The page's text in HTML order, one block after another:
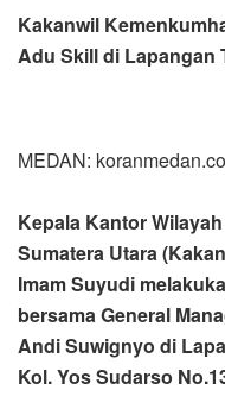
Kakanwil
Adu Skill di Lapangan
MEDAN:
Kepala Kantor
Sumatera Utara
Imam Suyudi
bersama General
Andi Suwignyo di
Kol. Yos Sudarso